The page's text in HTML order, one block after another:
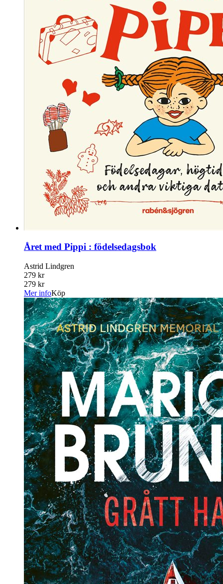
Året med Pippi : födelsedagsbok
Astrid Lindgren
279 kr
279 kr
Mer infoKöp